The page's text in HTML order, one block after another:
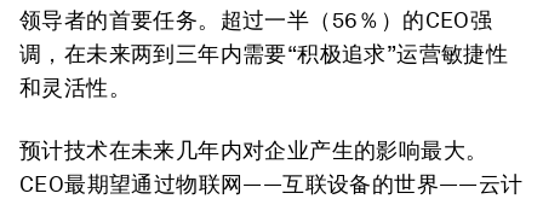
领导者的首要任务。超过一半（56％）的CEO强
调，在未来两到三年内需要“积极追求”运营敏捷性
和灵活性。
预计技术在未来几年内对企业产生的影响最大。
CEO最期望通过物联网——互联设备的世界——云计